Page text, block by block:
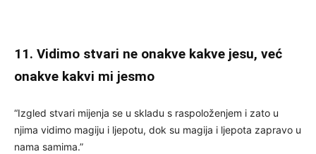
11. Vidimo stvari ne onakve kakve jesu, već
onakve kakvi mi jesmo
“Izgled stvari mijenja se u skladu s raspoloženjem i zato u
njima vidimo magiju i ljepotu, dok su magija i ljepota zapravo u
nama samima.”